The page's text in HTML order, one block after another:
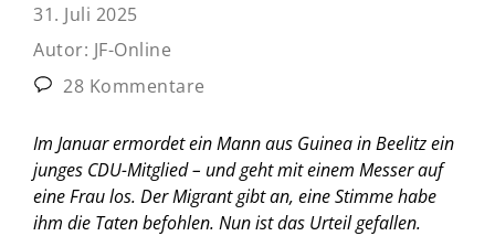
31. Juli 2025
Autor: JF-Online
28 Kommentare
Im Januar ermordet ein Mann aus Guinea in Beelitz ein
junges CDU-Mitglied – und geht mit einem Messer auf
eine Frau los. Der Migrant gibt an, eine Stimme habe
ihm die Taten befohlen. Nun ist das Urteil gefallen.